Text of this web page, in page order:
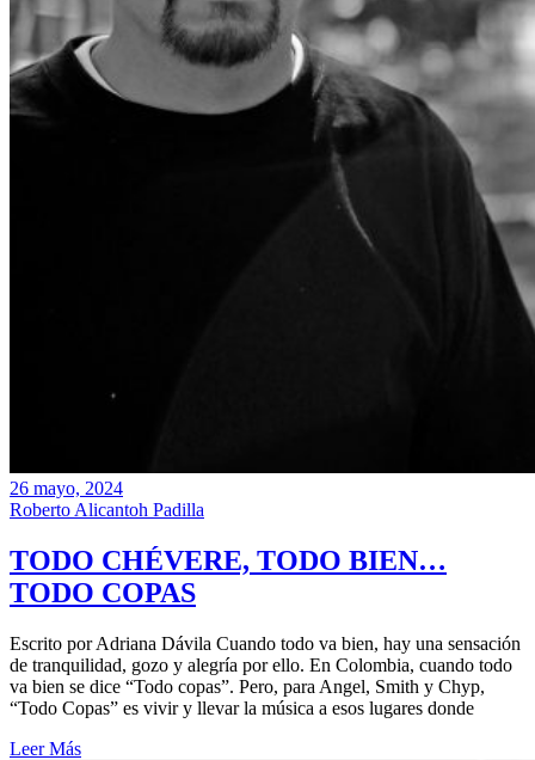
26 mayo, 2024
Roberto Alicantoh Padilla
TODO CHÉVERE, TODO BIEN…
TODO COPAS
Escrito por Adriana Dávila Cuando todo va bien, hay una sensación
de tranquilidad, gozo y alegría por ello. En Colombia, cuando todo
va bien se dice “Todo copas”. Pero, para Angel, Smith y Chyp,
“Todo Copas” es vivir y llevar la música a esos lugares donde
Leer Más